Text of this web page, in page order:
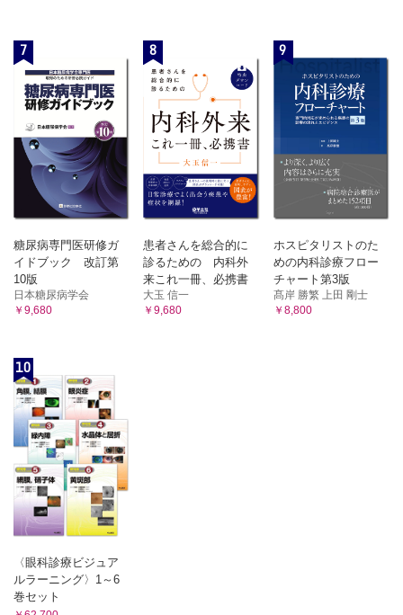
7
糖尿病専門医研修ガ
イドブック 改訂第
10版
日本糖尿病学会
￥9,680
8
患者さんを総合的に
診るための 内科外
来これ一冊、必携書
大玉 信一
￥9,680
9
ホスピタリストのた
めの内科診療フロー
チャート第3版
髙岸 勝繁 上田 剛士
￥8,800
10
〈眼科診療ビジュア
ルラーニング〉1～6
巻セット